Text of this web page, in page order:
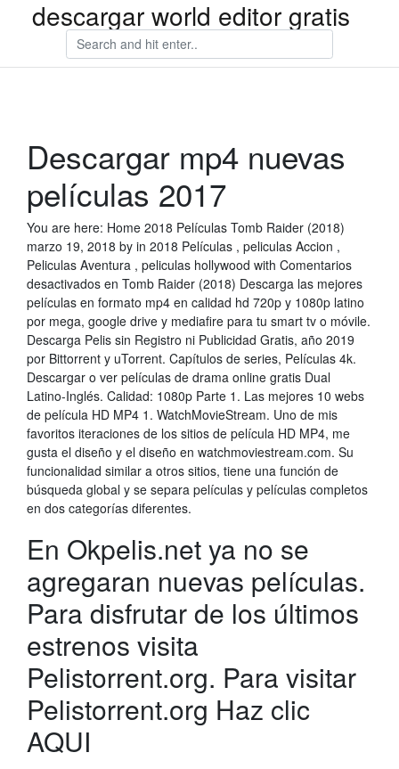
descargar world editor gratis
Descargar mp4 nuevas
películas 2017
You are here: Home 2018 Películas Tomb Raider (2018)
marzo 19, 2018 by in 2018 Películas , peliculas Accion ,
Peliculas Aventura , peliculas hollywood with Comentarios
desactivados en Tomb Raider (2018) Descarga las mejores
películas en formato mp4 en calidad hd 720p y 1080p latino
por mega, google drive y mediafire para tu smart tv o móvile.
Descarga Pelis sin Registro ni Publicidad Gratis, año 2019
por Bittorrent y uTorrent. Capítulos de series, Películas 4k.
Descargar o ver películas de drama online gratis Dual
Latino-Inglés. Calidad: 1080p Parte 1. Las mejores 10 webs
de película HD MP4 1. WatchMovieStream. Uno de mis
favoritos iteraciones de los sitios de película HD MP4, me
gusta el diseño y el diseño en watchmoviestream.com. Su
funcionalidad similar a otros sitios, tiene una función de
búsqueda global y se separa películas y películas completos
en dos categorías diferentes.
En Okpelis.net ya no se
agregaran nuevas películas.
Para disfrutar de los últimos
estrenos visita
Pelistorrent.org. Para visitar
Pelistorrent.org Haz clic
AQUI